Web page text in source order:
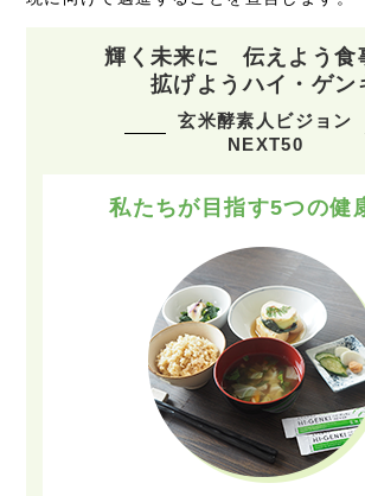
輝く未来に 伝えよう
拡げようハイ・ゲン
玄米酵素人ビジョン
NEXT50
私たちが目指す5つの健